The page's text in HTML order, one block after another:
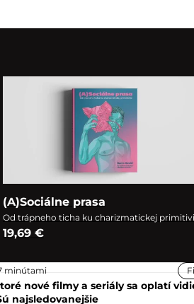
(A)Sociálne prasa
Od trápneho ticha ku charizmatickej
19,69 €
minútami
nové filmy a seriály sa oplatí
najsledovanejšie